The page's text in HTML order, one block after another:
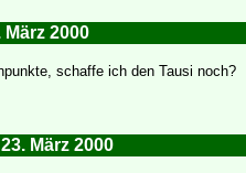
März 2000
schaffe ich den Tausi noch?
März 2000